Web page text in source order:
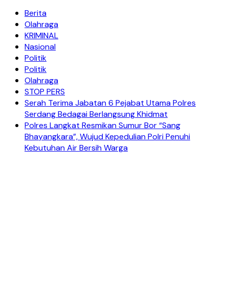
Berita
Olahraga
KRIMINAL
Nasional
Politik
Politik
Olahraga
STOP PERS
Serah Terima Jabatan 6 Pejabat Utama Polres
Serdang Bedagai Berlangsung Khidmat
Polres Langkat Resmikan Sumur Bor “Sang
Bhayangkara”, Wujud Kepedulian Polri Penuhi
Kebutuhan Air Bersih Warga